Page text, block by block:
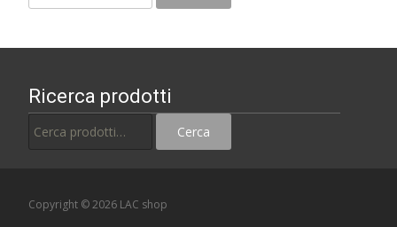
Ricerca prodotti
Cerca
Copyright © 2026 LAC shop